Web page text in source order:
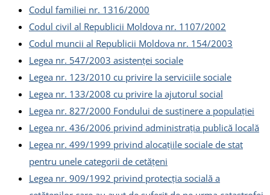
Codul familiei nr. 1316/2000
Codul civil al Republicii Moldova nr. 1107/2002
Codul muncii al Republicii Moldova nr. 154/2003
Legea nr. 547/2003 asistenței sociale
Legea nr. 123/2010 cu privire la serviciile sociale
Legea nr. 133/2008 cu privire la ajutorul social
Legea nr. 827/2000 Fondului de susținere a populației
Legea nr. 436/2006 privind administrația publică locală
Legea nr. 499/1999 privind alocațiile sociale de stat
pentru unele categorii de cetățeni
Legea nr. 909/1992 privind protecția socială a